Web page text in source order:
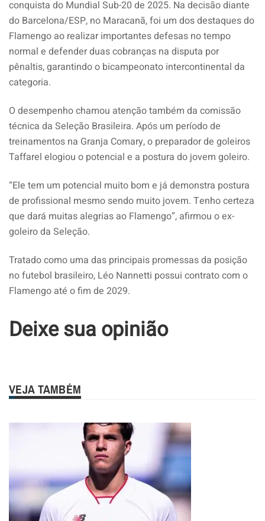
conquista do Mundial Sub-20 de 2025. Na decisão diante
do Barcelona/ESP, no Maracanã, foi um dos destaques do
Flamengo ao realizar importantes defesas no tempo
normal e defender duas cobranças na disputa por
pênaltis, garantindo o bicampeonato intercontinental da
categoria.
O desempenho chamou atenção também da comissão
técnica da Seleção Brasileira. Após um período de
treinamentos na Granja Comary, o preparador de goleiros
Taffarel elogiou o potencial e a postura do jovem goleiro.
“Ele tem um potencial muito bom e já demonstra postura
de profissional mesmo sendo muito jovem. Tenho certeza
que dará muitas alegrias ao Flamengo”, afirmou o ex-
goleiro da Seleção.
Tratado como uma das principais promessas da posição
no futebol brasileiro, Léo Nannetti possui contrato com o
Flamengo até o fim de 2029.
Deixe sua opinião
VEJA TAMBÉM